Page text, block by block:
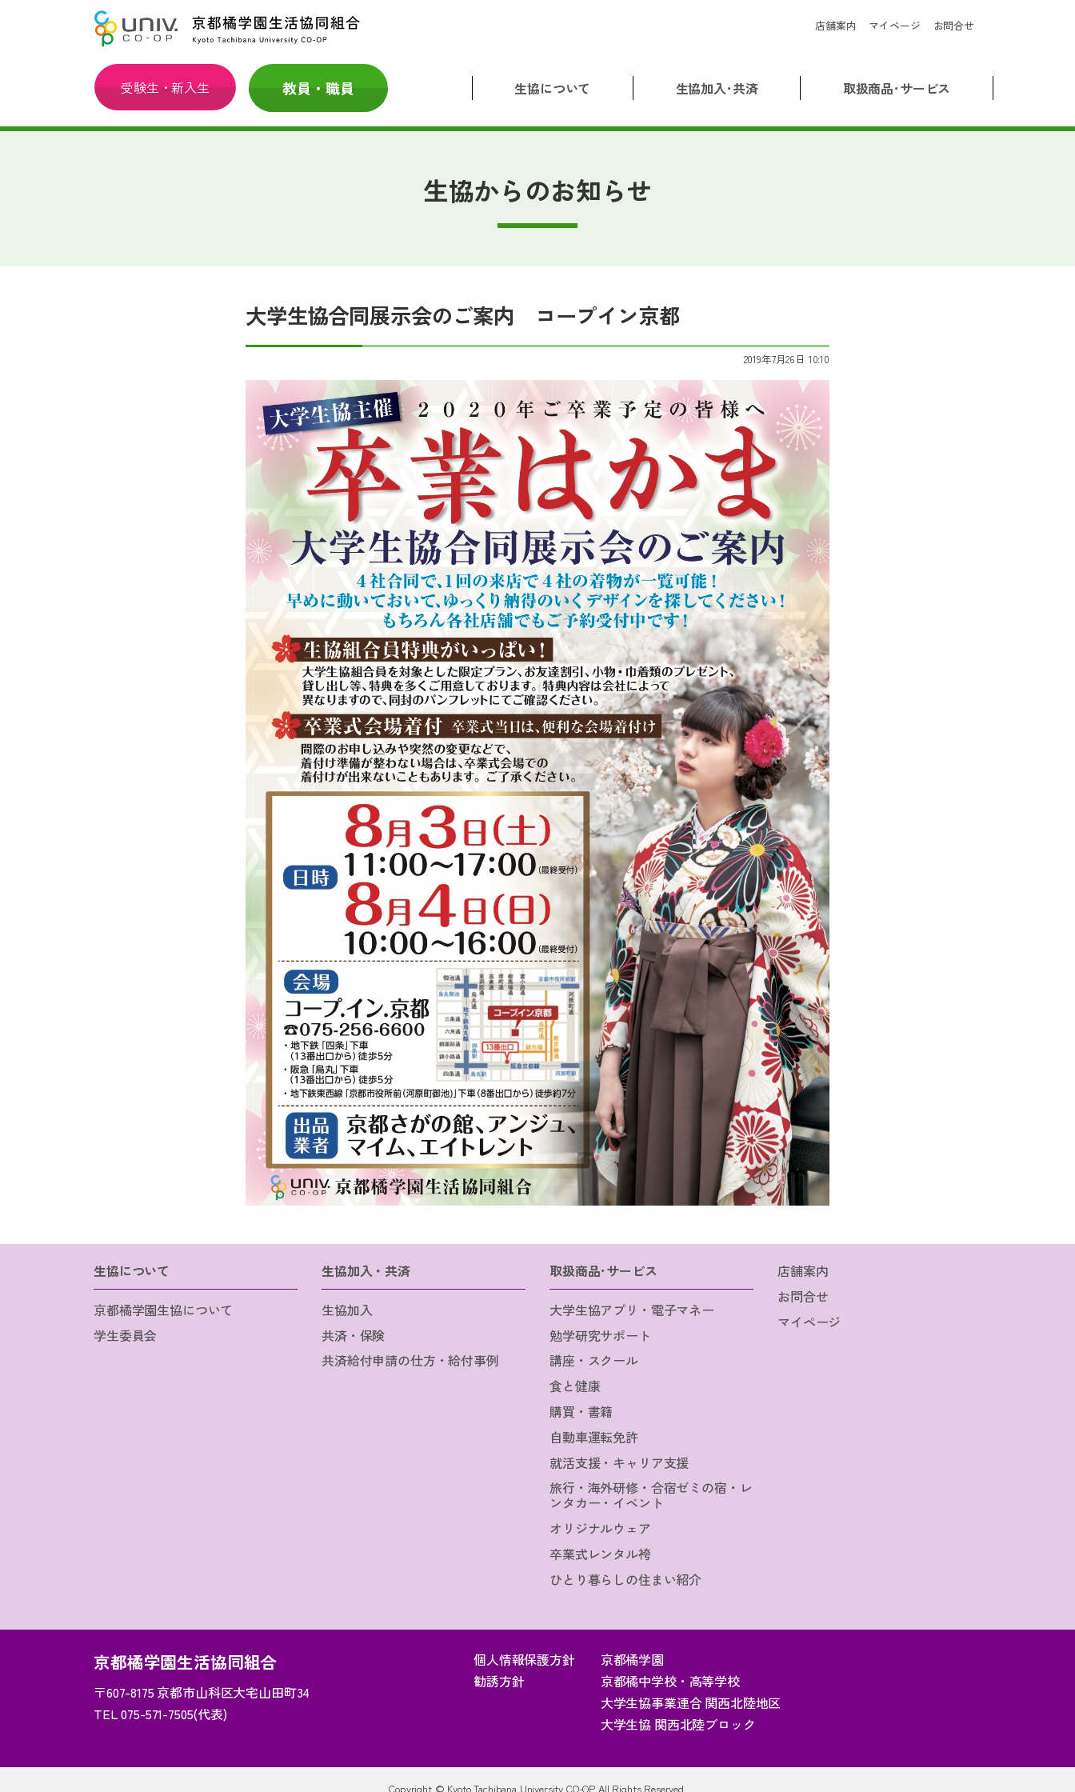
店舗案内 マイページ お問合せ
受験生・新入生 生協について 生協加入･共済 取扱商品･サービス
生協からのお知らせ
大学生協合同展示会のご案内 コープイン京都
2019年7月26日 10:10
生協について
京都橘学園生協について
学生委員会
生協加入・共済
生協加入
共済・保険
共済給付申請の仕方・給付事例
取扱商品･サービス
大学生協アプリ・電子マネー
勉学研究サポート
講座・スクール
食と健康
購買・書籍
自動車運転免許
就活支援・キャリア支援
旅行・海外研修・合宿ゼミの宿・レ
ンタカー・イベント
オリジナルウェア
卒業式レンタル袴
ひとり暮らしの住まい紹介
店舗案内
お問合せ
マイページ
京都橘学園生活協同組合
〒607-8175京都市山科区大宅山田町34
TEL 075-571-7505(代表)
個人情報保護方針
勧誘方針
京都橘学園
京都橘中学校・高等学校
大学生協事業連合 関西北陸地区
大学生協 関西北陸ブロック
Copyright © Kyoto Tachibana University CO-OP All Rights Reserved.